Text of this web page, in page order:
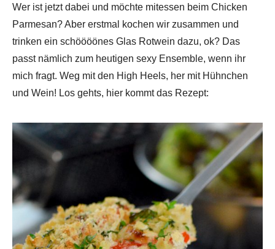
Wer ist jetzt dabei und möchte mitessen beim Chicken
Parmesan? Aber erstmal kochen wir zusammen und
trinken ein schöööönes Glas Rotwein dazu, ok? Das
passt nämlich zum heutigen sexy Ensemble, wenn ihr
mich fragt. Weg mit den High Heels, her mit Hühnchen
und Wein! Los gehts, hier kommt das Rezept: